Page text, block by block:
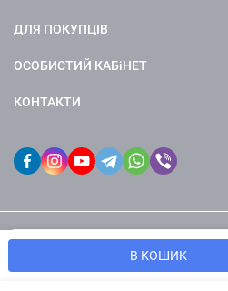
В КОШИК
ДЛЯ ПОКУПЦІВ
ОСОБИСТИЙ КАБіНЕТ
КОНТАКТИ